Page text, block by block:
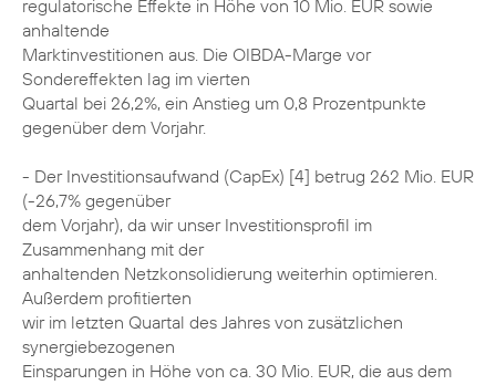
regulatorische Effekte in Höhe von 10 Mio. EUR sowie
anhaltende
Marktinvestitionen aus. Die OIBDA-Marge vor
Sondereffekten lag im vierten
Quartal bei 26,2%, ein Anstieg um 0,8 Prozentpunkte
gegenüber dem Vorjahr.
- Der Investitionsaufwand (CapEx) [4] betrug 262 Mio. EUR
(-26,7% gegenüber
dem Vorjahr), da wir unser Investitionsprofil im
Zusammenhang mit der
anhaltenden Netzkonsolidierung weiterhin optimieren.
Außerdem profitierten
wir im letzten Quartal des Jahres von zusätzlichen
synergiebezogenen
Einsparungen in Höhe von ca. 30 Mio. EUR, die aus dem